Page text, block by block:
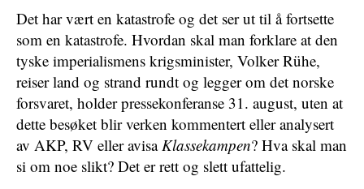
Det har vært en katastrofe og det ser ut til å fortsette
som en katastrofe. Hvordan skal man forklare at den
tyske imperialismens krigsminister, Volker Rühe,
reiser land og strand rundt og legger om det norske
forsvaret, holder pressekonferanse 31. august, uten at
dette besøket blir verken kommentert eller analysert
av AKP, RV eller avisaKlassekampen? Hva skal man
si om noe slikt? Det er rett og slett ufattelig.